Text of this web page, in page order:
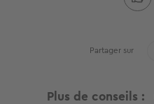
Partager sur
Plus de conseils